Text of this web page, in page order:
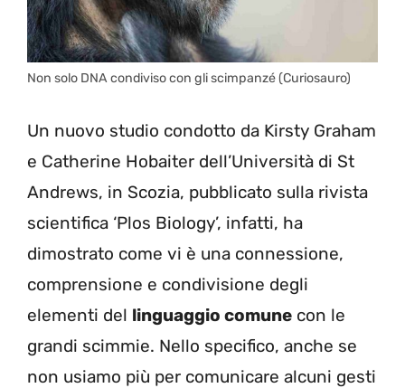
Non solo DNA condiviso con gli scimpanzé (Curiosauro)
Un nuovo studio condotto da Kirsty Graham
e Catherine Hobaiter dell’Università di St
Andrews, in Scozia, pubblicato sulla rivista
scientifica ‘Plos Biology’, infatti, ha
dimostrato come vi è una connessione,
comprensione e condivisione degli
elementi del linguaggio comune con le
grandi scimmie. Nello specifico, anche se
non usiamo più per comunicare alcuni gesti